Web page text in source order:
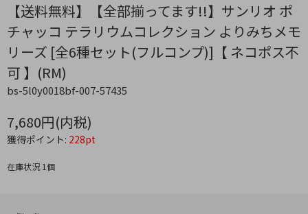
【送料無料】【全部揃ってます!!】サンリオ ポ
チャッコ テラリウムコレクション よりみちメモ
リーズ [全6種セット(フルコンプ)]【 ネコポス不
可 】(RM)
bs-5l0y0018bf-007-57435
7,680円(内税)
獲得ポイント: 228pt
在庫状況 1個